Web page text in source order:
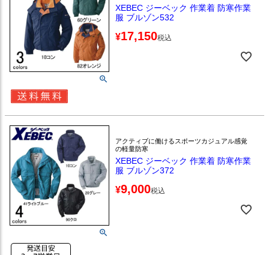
XEBEC ジーベック 作業着 防寒作業
服 ブルゾン532
¥17,150税込
アクティブに働けるスポーツカジュアル感覚
の軽量防寒
XEBEC ジーベック 作業着 防寒作業
服 ブルゾン372
¥9,000税込